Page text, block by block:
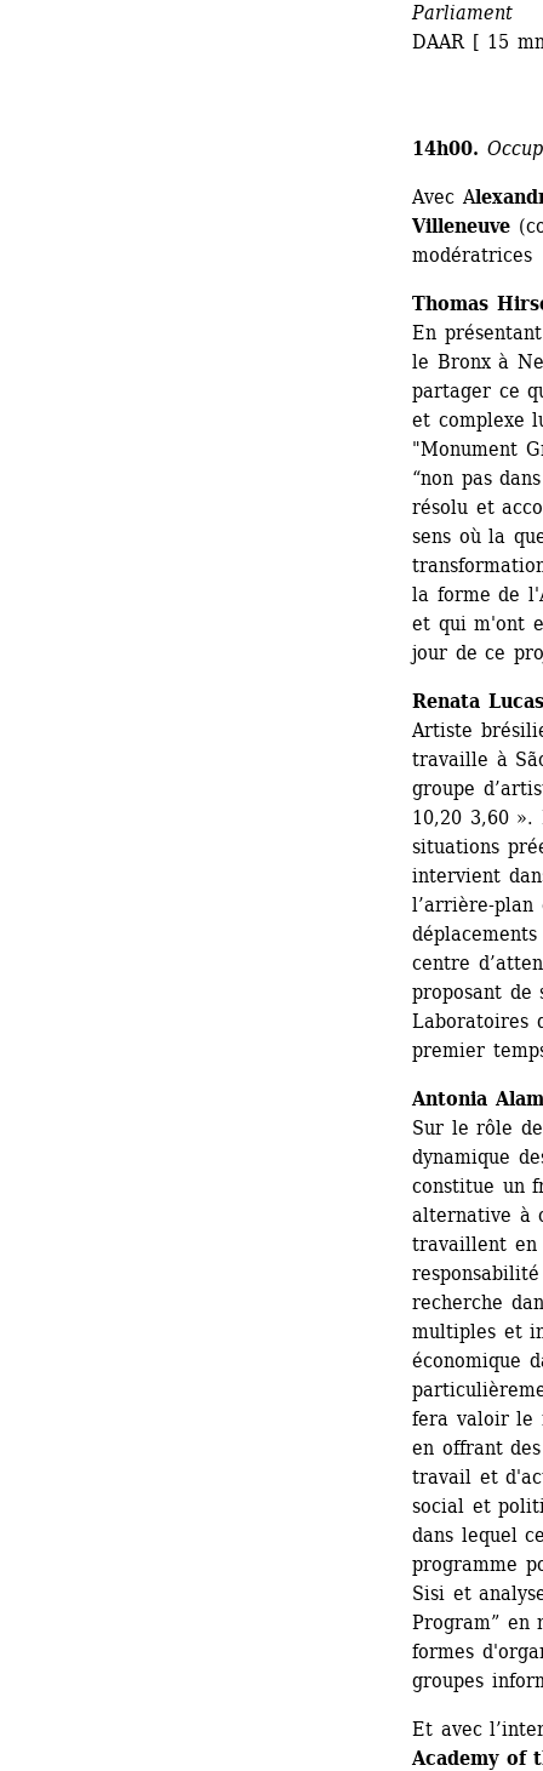
Parliament
DAAR [ 15
14h00.
Avec A
Villeneuve
modératrices
Thomas
En
le Bronx à
partager ce
et complexe
"Monument
“non pas
résolu et
sens où la
la forme de
et qui m'ont
jour de ce
Renata Lucas
Artiste
travaille à
groupe
10,20 3,60
situations
intervient
l’arrière-plan
centre
proposant de
Laboratoires
premier
Antonia
Sur le rôle
dynamique
constitue un
alternative à
travaillent en
recherche
multiples et
économique
fera valoir le
en offrant
travail et
social et
dans lequel
programme
Sisi et
Program” en
formes
groupes
Et avec
Academy of